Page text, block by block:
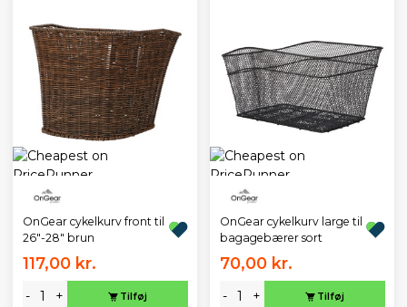
OnGear cykelkurv front til
26"-28" brun
117,00 kr.
- + Tilføj
OnGear cykelkurv large til
bagagebærer sort
70,00 kr.
- + Tilføj